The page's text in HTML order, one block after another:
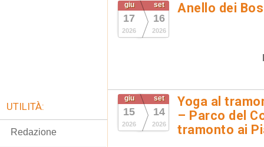
giu
17
2026
set
16
2026
Anello dei
giu
15
2026
set
14
2026
Yoga al
– Parco del
tramonto ai
UTILITÀ:
Redazione